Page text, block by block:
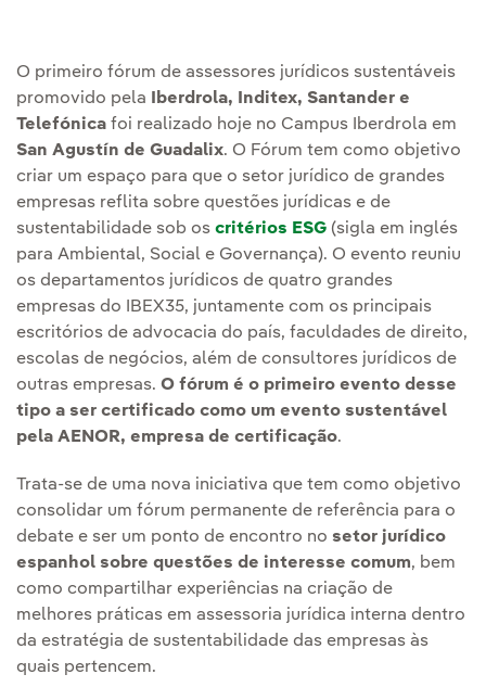
O primeiro fórum de assessores jurídicos sustentáveis
promovido pela
Iberdrola, Inditex, Santander e
Telefónica foi realizado hoje no Campus Iberdrola em
San Agustín de Guadalix. O Fórum tem como objetivo
criar um espaço para que o setor jurídico de grandes
empresas reflita sobre questões jurídicas e de
sustentabilidade sob os critérios ESG (sigla em inglés
para Ambiental, Social e Governança). O evento reuniu
os departamentos jurídicos de quatro grandes
empresas do IBEX35, juntamente com os principais
escritórios de advocacia do país, faculdades de direito,
escolas de negócios, além de consultores jurídicos de
outras empresas. O fórum é o primeiro evento desse
tipo a ser certificado como um evento sustentável
pela AENOR, empresa de certificação.
Trata-se de uma nova iniciativa que tem como objetivo
consolidar um fórum permanente de referência para o
debate e ser um ponto de encontro no setor jurídico
espanhol sobre questões de interesse comum, bem
como compartilhar experiências na criação de
melhores práticas em assessoria jurídica interna dentro
da estratégia de sustentabilidade das empresas às
quais pertencem.